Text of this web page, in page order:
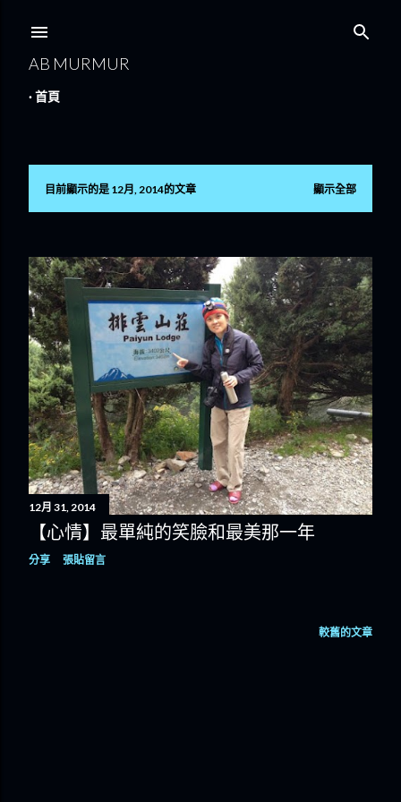
AB MURMUR
首頁
發
文
章
目前顯示的是 12月, 2014的文章 顯示全部
12月 31, 2014
【心情】最單純的笑臉和最美那一年
分享 張貼留言
較舊的文章